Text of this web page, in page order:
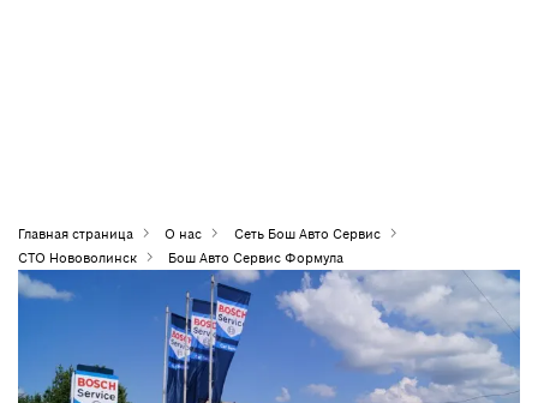
Главная страница О нас
Сеть Бош Авто Сервис
СТО Нововолинск
Бош Авто Сервис Формула